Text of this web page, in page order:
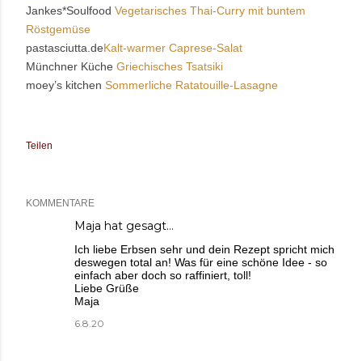
Jankes*Soulfood Vegetarisches Thai-Curry mit buntem
Röstgemüse
pastasciutta.deKalt-warmer Caprese-Salat
Münchner Küche Griechisches Tsatsiki
moey’s kitchen Sommerliche Ratatouille-Lasagne
Teilen
KOMMENTARE
Maja hat gesagt…
Ich liebe Erbsen sehr und dein Rezept spricht mich
deswegen total an! Was für eine schöne Idee - so
einfach aber doch so raffiniert, toll!
Liebe Grüße
Maja
6.8.20